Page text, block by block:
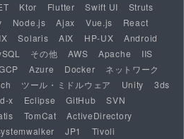
Ktor Flutter Swift UI
Struts
Node.js Ajax Vue.js
React
Solaris AIX HP-UX
Android
その他 AWS Apache
IIS
Azure Docker
ネットワーク
ツール・ミドルウェア Unity
3ds
x Eclipse GitHub
SVN
TomCat
ActiveDirectory
JP1
Tivoli